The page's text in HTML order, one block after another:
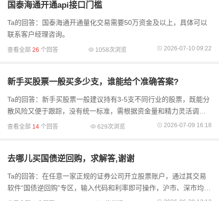
国泰海通开通api接口门槛
Ta的回答：国泰海通开通量化交易需要50万资金及以上，具体可以
联系客户经理咨询。
查看全部 26 个回答 1058次浏览 2026-07-10 09:22
新手买股票一般买多少支，谁能给个准确答案?
Ta的回答：新手买股票一般建议持有3-5支不同行业的股票，既能分
散风险又便于跟踪，没有统一标准，需根据资金量和精力灵活调
整。
查看全部 14 个回答 629次浏览 2026-07-09 16:18
去哪儿买国债逆回购，求解答,谢谢
Ta的回答：在任意一家正规的证券公司开立股票账户，通过其交易
软件“国债逆回购”专区，输入代码和利率即可操作，沪市、深市均可